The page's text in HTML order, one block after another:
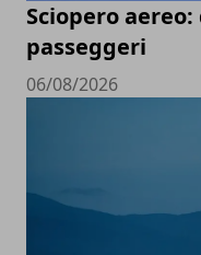
Sciopero
passeggeri
06/08/2026